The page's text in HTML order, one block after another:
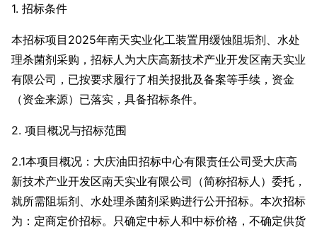
1. 招标条件
本招标项目2025年南天实业化工装置用缓蚀阻垢剂、水处
理杀菌剂采购，招标人为大庆高新技术产业开发区南天实业
有限公司，已按要求履行了相关报批及备案等手续，资金
（资金来源）已落实，具备招标条件。
2. 项目概况与招标范围
2.1本项目概况：大庆油田招标中心有限责任公司受大庆高
新技术产业开发区南天实业有限公司（简称招标人）委托，
就所需阻垢剂、水处理杀菌剂采购进行公开招标。本次招标
为：定商定价招标。只确定中标人和中标价格，不确定供货